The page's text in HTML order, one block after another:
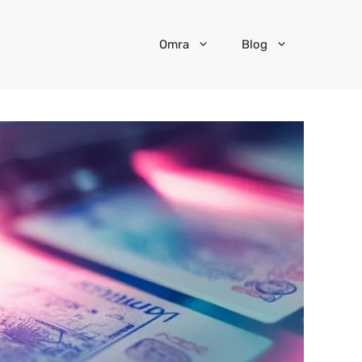
Omra Blog